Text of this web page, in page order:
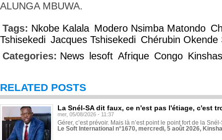
ALUNGA MBUWA.
Tags: Nkobe Kalala Modero Nsimba Matondo
Tshisekedi Jacques Tshisekedi Chérubin Okende
Categories: News lesoft Afrique Congo
RELATED POSTS
La Snél-SA dit faux, ce n'est pas l'étiage, c'est
mer, 05/08/2026 - 11:37
Gérer, c’est prévoir. Mais là n’est point le point fort de la
Le Soft International n°1670, mercredi, 5 août 2026,